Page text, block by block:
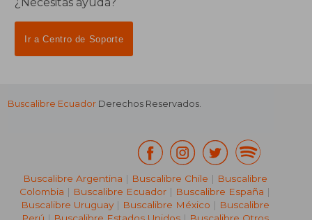
Ir a Centro de Soporte
Buscalibre Ecuador Derechos Reservados.
Buscalibre Argentina | Buscalibre Chile | Buscalibre
Colombia | Buscalibre Ecuador | Buscalibre España |
Buscalibre Uruguay| Buscalibre México | Buscalibre